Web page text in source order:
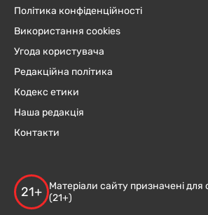
Політика конфіденційності
Використання cookies
Угода користувача
Редакційна політика
Кодекс етики
Наша редакція
Контакти
21+
Матеріали сайту призначені для
(21+)